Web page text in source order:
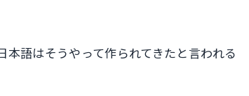
語はそうやって作られてきたと言われる